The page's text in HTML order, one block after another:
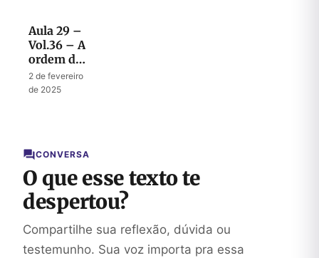
Aula 29 –
Vol.36 – A
ordem da
Cidade
Santa
2 de fevereiro
de 2025
CONVERSA
O que esse texto te
despertou?
Compartilhe sua reflexão, dúvida ou
testemunho. Sua voz importa pra essa